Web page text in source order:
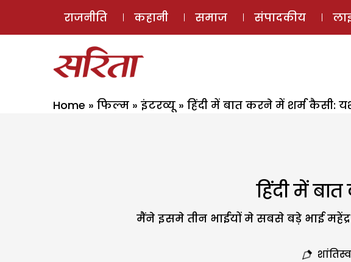
राजनीति कहानी समाज संपादकीय
Home » फिल्म » इंटरव्यू» हिंदी में बात करने में शर्म कैसी:
हिंदी में
मैंने इसमे तीन भाईयों मे सबसे बड़े भाई